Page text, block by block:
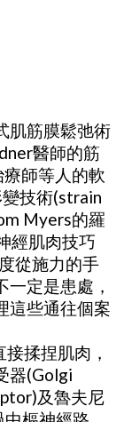
肌筋膜鬆弛術
醫師的筋
師等人的軟
技術(strain
Myers的羅
經肌肉技巧
從施力的手
定是患處，
這些通往個案
揉捏肌肉，
器(Golgi
及魯夫尼